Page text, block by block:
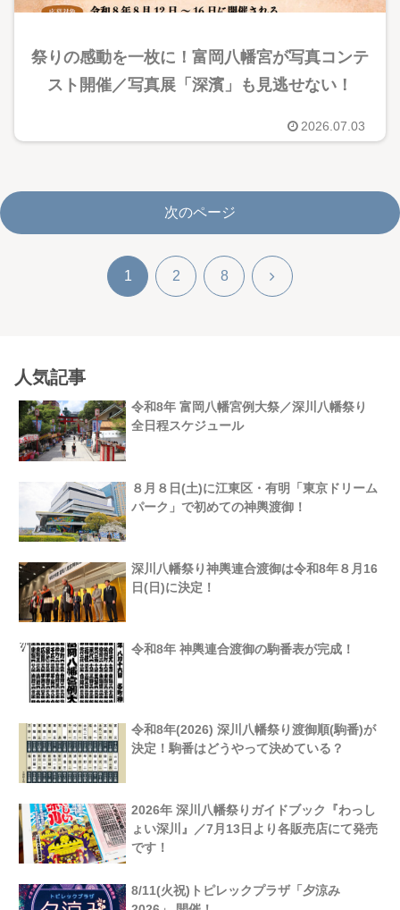
祭りの感動を一枚に！富岡八幡宮が写真コンテ
スト開催／写真展「深濱」も見逃せない！
2026.07.03
次のページ
1 2 8 次
人気記事
令和8年 富岡八幡宮例大祭／深川八幡祭り
全日程スケジュール
８月８日(土)に江東区・有明「東京ドリーム
パーク」で初めての神輿渡御！
深川八幡祭り神輿連合渡御は令和8年８月16
日(日)に決定！
令和8年 神輿連合渡御の駒番表が完成！
令和8年(2026) 深川八幡祭り渡御順(駒番)が
決定！駒番はどうやって決めている？
2026年 深川八幡祭りガイドブック『わっし
ょい深川』／7月13日より各販売店にて発売
です！
8/11(火祝)トピレックプラザ「夕涼み